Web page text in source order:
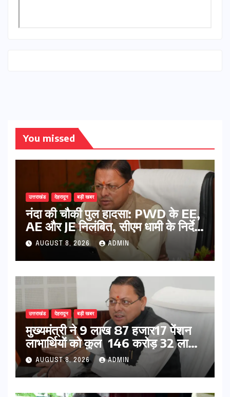
You missed
उत्तराखंड देहरादून बड़ी खबर
नंदा की चौकी पुल हादसा: PWD के EE,
AE और JE निलंबित, सीएम धामी के निर्देश
पर सख्त कार्रवाई
AUGUST 8, 2026 ADMIN
उत्तराखंड देहरादून बड़ी खबर
मुख्यमंत्री ने 9 लाख 87 हजार17 पेंशन
लाभार्थियों को कुल 146 करोड़ 32 लाख
की पेंशन राशि का किया भुगतान
AUGUST 8, 2026 ADMIN